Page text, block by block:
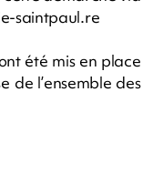
saintpaul.re
été mis en place
de l’ensemble des